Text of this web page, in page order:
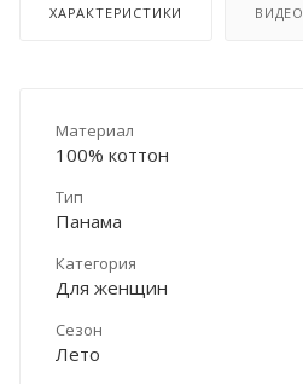
ХАРАКТЕРИСТИКИ ВИДЕО
Материал
100% коттон
Тип
Панама
Категория
Для женщин
Сезон
Лето